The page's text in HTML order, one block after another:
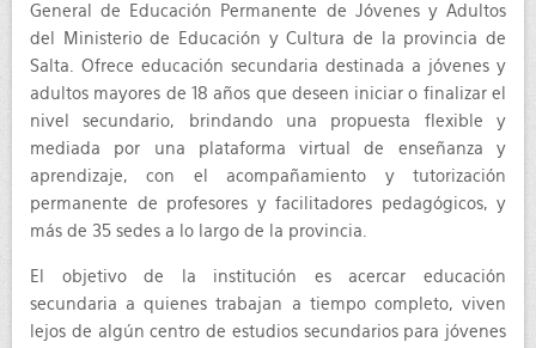
General de Educación Permanente de Jóvenes y Adultos
del Ministerio de Educación y Cultura de la provincia de
Salta. Ofrece educación secundaria destinada a jóvenes y
adultos mayores de 18 años que deseen iniciar o finalizar el
nivel secundario, brindando una propuesta flexible y
mediada por una plataforma virtual de enseñanza y
aprendizaje, con el acompañamiento y tutorización
permanente de profesores y facilitadores pedagógicos, y
más de 35 sedes a lo largo de la provincia.
El objetivo de la institución es acercar educación
secundaria a quienes trabajan a tiempo completo, viven
lejos de algún centro de estudios secundarios para jóvenes